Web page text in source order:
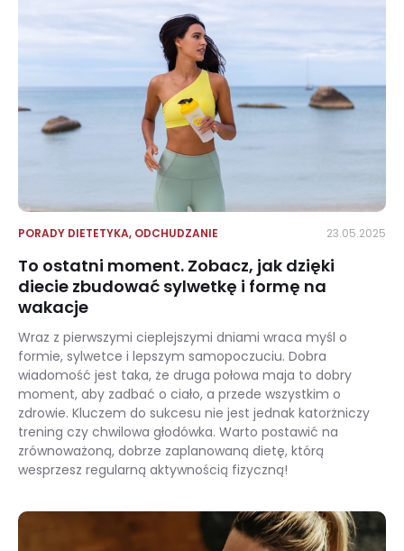
PORADY DIETETYKA, ODCHUDZANIE 23.05.2025
To ostatni moment. Zobacz, jak dzięki
diecie zbudować sylwetkę i formę na
wakacje
Wraz z pierwszymi cieplejszymi dniami wraca myśl o
formie, sylwetce i lepszym samopoczuciu. Dobra
wiadomość jest taka, że druga połowa maja to dobry
moment, aby zadbać o ciało, a przede wszystkim o
zdrowie. Kluczem do sukcesu nie jest jednak katorżniczy
trening czy chwilowa głodówka. Warto postawić na
zrównoważoną, dobrze zaplanowaną dietę, którą
wesprzesz regularną aktywnością fizyczną!